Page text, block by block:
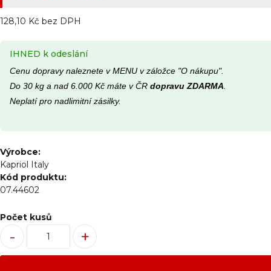
128,10 Kč bez DPH
IHNED k odeslání
Cenu dopravy naleznete v MENU v záložce "O nákupu".
Do 30 kg a nad 6.000 Kč máte v ČR dopravu ZDARMA
Neplatí pro nadlimitní zásilky.
Výrobce:
Kapriol Italy
Kód produktu:
07.44602
Počet kusů
+
-